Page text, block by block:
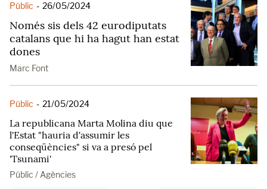
Públic - 26/05/2024
Només sis dels 42 eurodiputats
catalans que hi ha hagut han estat
dones
Marc Font
Públic - 21/05/2024
La republicana Marta Molina diu que
l'Estat "hauria d'assumir les
conseqüències" si va a presó pel
'Tsunami'
Públic / Agències